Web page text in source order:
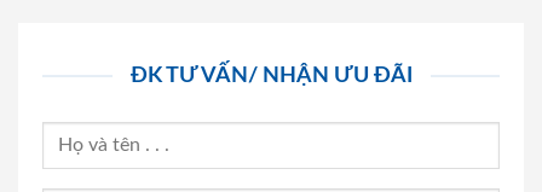
ĐK TƯ VẤN/ NHẬN ƯU ĐÃI